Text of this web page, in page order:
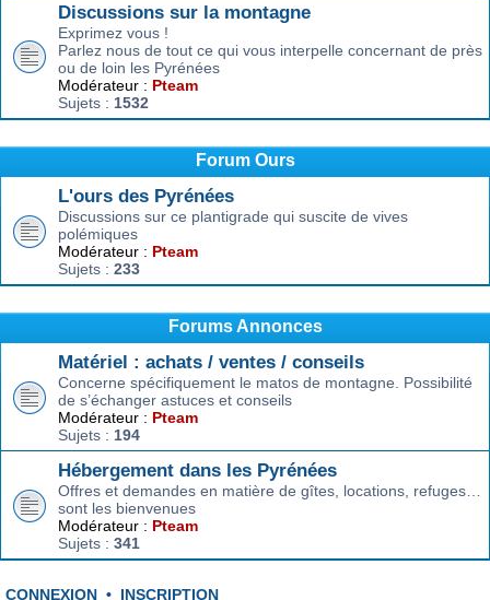
Discussions sur la montagne
Exprimez vous !
Parlez nous de tout ce qui vous interpelle concernant de près
ou de loin les Pyrénées
Modérateur : Pteam
Sujets : 1532
Forum Ours
L'ours des Pyrénées
Discussions sur ce plantigrade qui suscite de vives
polémiques
Modérateur : Pteam
Sujets : 233
Forums Annonces
Matériel : achats / ventes / conseils
Concerne spécifiquement le matos de montagne. Possibilité
de s’échanger astuces et conseils
Modérateur : Pteam
Sujets : 194
Hébergement dans les Pyrénées
Offres et demandes en matière de gîtes, locations, refuges…
sont les bienvenues
Modérateur : Pteam
Sujets : 341
CONNEXION • INSCRIPTION